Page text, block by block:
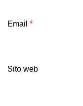
Email *
Sito web